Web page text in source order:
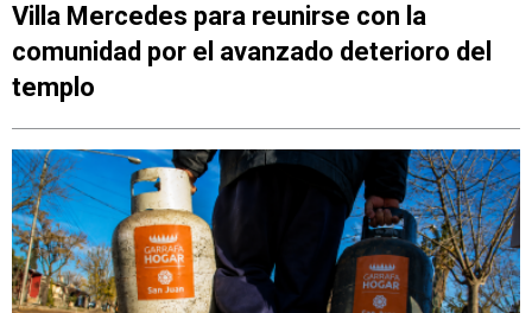
Villa Mercedes para reunirse con la
comunidad por el avanzado deterioro del
templo